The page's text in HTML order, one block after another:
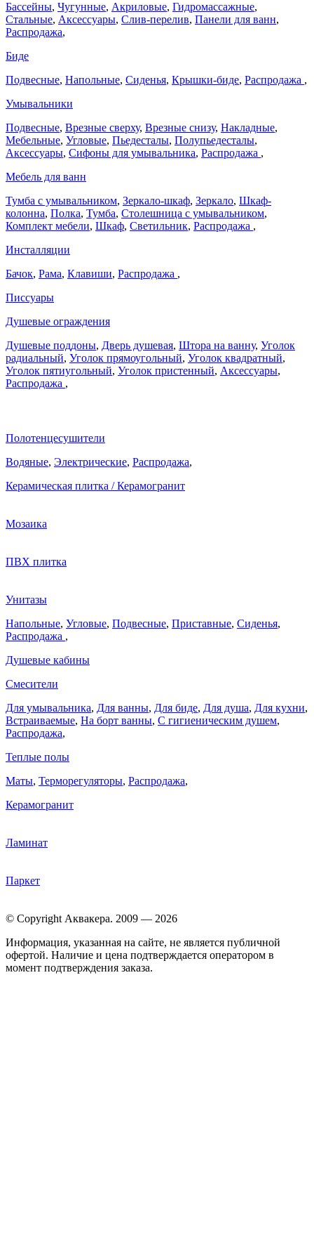
Бассейны, Чугунные, Акриловые, Гидромассажные,
Стальные, Аксессуары, Слив-перелив, Панели для ванн,
Распродажа,
Биде
Подвесные, Напольные, Сиденья, Крышки-биде, Распродажа ,
Умывальники
Подвесные, Врезные сверху, Врезные снизу, Накладные,
Мебельные, Угловые, Пьедесталы, Полупьедесталы,
Аксессуары, Сифоны для умывальника, Распродажа ,
Мебель для ванн
Тумба с умывальником, Зеркало-шкаф, Зеркало, Шкаф-
колонна, Полка, Тумба, Столешница с умывальником,
Комплект мебели, Шкаф, Светильник, Распродажа ,
Инсталляции
Бачок, Рама, Клавиши, Распродажа ,
Писсуары
Душевые ограждения
Душевые поддоны, Дверь душевая, Штора на ванну, Уголок
радиальный, Уголок прямоугольный, Уголок квадратный,
Уголок пятиугольный, Уголок пристенный, Аксессуары,
Распродажа ,
Полотенцесушители
Водяные, Электрические, Распродажа,
Керамическая плитка / Керамогранит
Мозаика
ПВХ плитка
Унитазы
Напольные, Угловые, Подвесные, Приставные, Сиденья,
Распродажа ,
Душевые кабины
Смесители
Для умывальника, Для ванны, Для биде, Для душа, Для кухни,
Встраиваемые, На борт ванны, C гигиеническим душем,
Распродажа,
Теплые полы
Маты, Терморегуляторы, Распродажа,
Керамогранит
Ламинат
Паркет
© Copyright Аквакера. 2009 — 2026
Информация, указанная на сайте, не является публичной
офертой. Наличие и цена подтверждается оператором в
момент подтверждения заказа.